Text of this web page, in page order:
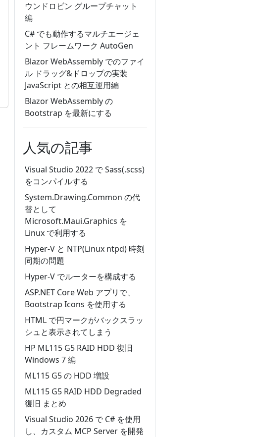
ウンドロビン グループチャット
編
C# でも動作するマルチエージェ
ント フレームワーク AutoGen
Blazor WebAssembly でのファイ
ル ドラッグ&ドロップの実装
JavaScript との相互運用編
Blazor WebAssembly の
Bootstrap を最新にする
人気の記事
Visual Studio 2022 で Sass(.scss)
をコンパイルする
System.Drawing.Common の代
替として
Microsoft.Maui.Graphics を
Linux で利用する
Hyper-V と NTP(Linux ntpd) 時刻
同期の問題
Hyper-V でルーターを構成する
ASP.NET Core Web アプリで、
Bootstrap Icons を使用する
HTML で円マークがバックスラッ
シュと表示されてしまう
HP ML115 G5 RAID HDD 復旧
Windows 7 編
ML115 G5 の HDD 増設
ML115 G5 RAID HDD Degraded
復旧 まとめ
Visual Studio 2026 で C# を使用
し、カスタム MCP Server を開発